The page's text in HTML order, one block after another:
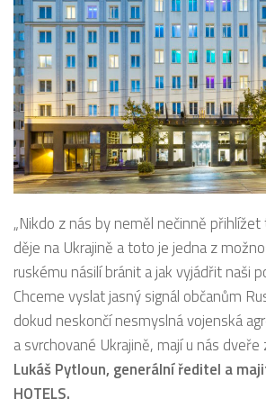
„Nikdo z nás by neměl nečinně
děje na Ukrajině a toto je jedna z
ruskému násilí bránit a jak vyjádřit naši
Chceme vyslat jasný signál občanům
dokud neskončí nesmyslná vojenská
a svrchované Ukrajině, mají u nás dveře
Lukáš Pytloun, generální ředitel a
HOTELS.